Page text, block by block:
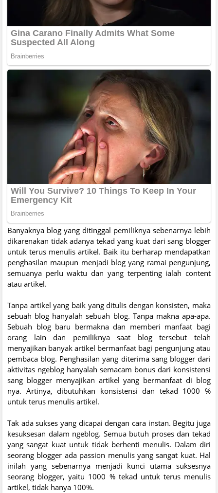
Banyaknya blog yang ditinggal pemiliknya sebenarnya lebih
dikarenakan tidak adanya tekad yang kuat dari sang blogger
untuk terus menulis artikel. Baik itu berharap mendapatkan
penghasilan maupun menjadi blog yang ramai pengunjung,
semuanya perlu waktu dan yang terpenting ialah content
atau artikel.
Tanpa artikel yang baik yang ditulis dengan konsisten, maka
sebuah blog hanyalah sebuah blog. Tanpa makna apa-apa.
Sebuah blog baru bermakna dan memberi manfaat bagi
orang lain dan pemiliknya saat blog tersebut telah
menyajikan banyak artikel bermanfaat bagi pengunjung atau
pembaca blog. Penghasilan yang diterima sang blogger dari
aktivitas ngeblog hanyalah semacam bonus dari konsistensi
sang blogger menyajikan artikel yang bermanfaat di blog
nya. Artinya, dibutuhkan konsistensi dan tekad 1000 %
untuk terus menulis artikel.
Tak ada sukses yang dicapai dengan cara instan. Begitu juga
kesuksesan dalam ngeblog. Semua butuh proses dan tekad
yang sangat kuat untuk tidak berhenti menulis. Dalam diri
seorang blogger ada passion menulis yang sangat kuat. Hal
inilah yang sebenarnya menjadi kunci utama suksesnya
seorang blogger, yaitu 1000 % tekad untuk terus menulis
artikel, tidak hanya 100%.